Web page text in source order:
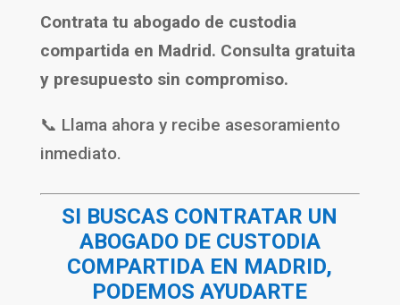
Contrata tu abogado de custodia
compartida en Madrid. Consulta gratuita
y presupuesto sin compromiso.
📞 Llama ahora y recibe asesoramiento
inmediato.
SI BUSCAS CONTRATAR UN
ABOGADO DE CUSTODIA
COMPARTIDA EN MADRID,
PODEMOS AYUDARTE